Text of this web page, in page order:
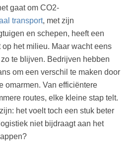
gaat om CO2-
transport, met zijn
en schepen, heeft een
het milieu. Maar wacht eens
te blijven. Bedrijven hebben
om een verschil te maken door
omarmen. Van efficiëntere
routes, elke kleine stap telt.
het voelt toch een stuk beter
niet bijdraagt aan het